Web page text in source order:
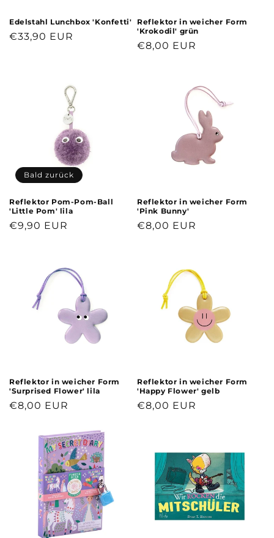
Edelstahl Lunchbox 'Konfetti'
Normaler
€33,90 EUR
Reflektor in weicher Form
'Krokodil' grün
Normaler
€8,00 EUR
Bald zurück
Reflektor Pom-Pom-Ball
'Little Pom' lila
Normaler
€9,90 EUR
Reflektor in weicher Form
'Pink Bunny'
Normaler
€8,00 EUR
Reflektor in weicher Form
'Surprised Flower' lila
Normaler
€8,00 EUR
Reflektor in weicher Form
'Happy Flower' gelb
Normaler
€8,00 EUR